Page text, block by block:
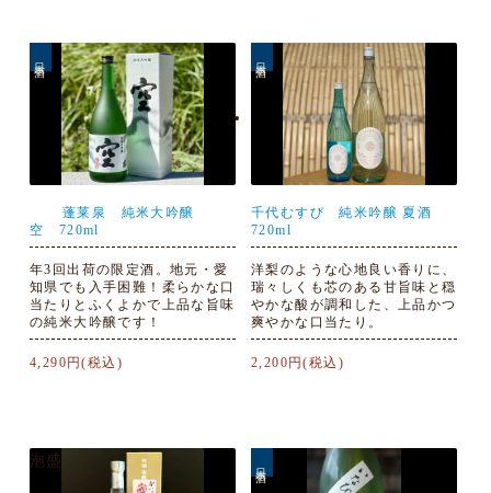
蓬莱泉 純米大吟醸
空 720ml
年3回出荷の限定酒。地元・愛
知県でも入手困難！柔らかな口
当たりとふくよかで上品な旨味
の純米大吟醸です！
4,290円(税込)
千代むすび 純米吟醸 夏酒
720ml
洋梨のような心地良い香りに、
瑞々しくも芯のある甘旨味と穏
やかな酸が調和した、上品かつ
爽やかな口当たり。
2,200円(税込)
泡盛